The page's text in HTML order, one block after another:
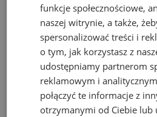
funkcje społecznościowe,
naszej witrynie, a także,
spersonalizować treści i
o tym, jak korzystasz z
udostępniamy partnerom
reklamowym i
połączyć te informacje z
otrzymanymi od Ciebie lub